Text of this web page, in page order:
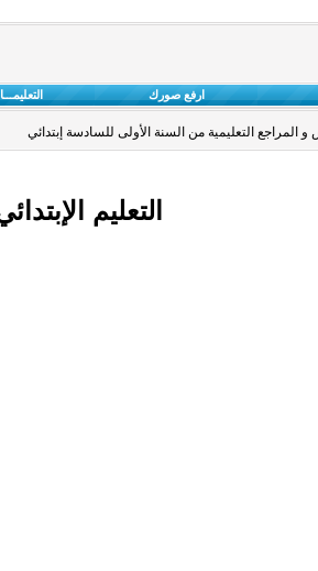
ارفع صورك
التعليمية من السنة الأولى للسادسة إبتدائي
التعليم